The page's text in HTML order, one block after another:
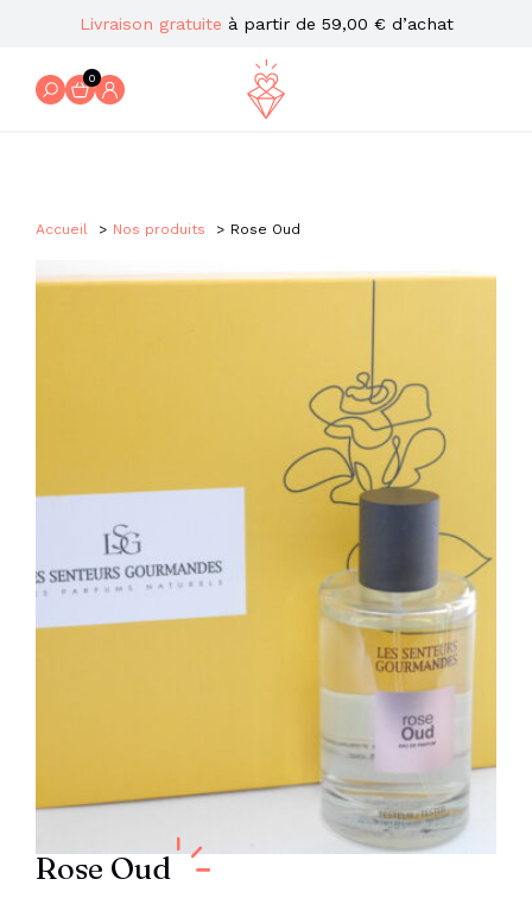
Livraison gratuite à partir de 59,00 € d’achat
0
Accueil Nos produits Rose Oud
Rose Oud